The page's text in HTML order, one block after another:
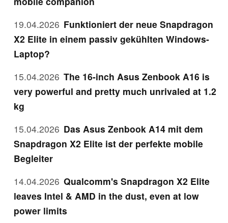
19.04.2026 Funktioniert der neue Snapdragon
X2 Elite in einem passiv gekühlten Windows-
Laptop?
15.04.2026 The 16-inch Asus Zenbook A16 is
very powerful and pretty much unrivaled at 1.2
kg
15.04.2026 Das Asus Zenbook A14 mit dem
Snapdragon X2 Elite ist der perfekte mobile
Begleiter
14.04.2026 Qualcomm's Snapdragon X2 Elite
leaves Intel & AMD in the dust, even at low
power limits